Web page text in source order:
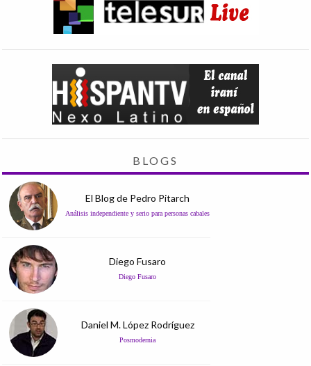
BLOGS
El Blog de Pedro Pitarch
Análisis independiente y serio para personas cabales
Diego Fusaro
Diego Fusaro
Daniel M. López Rodríguez
Posmodernia